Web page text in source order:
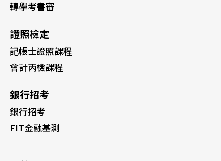
轉學考書審
證照檢定
記帳士證照課程
會計丙檢課程
銀行招考
銀行招考
FIT金融基測